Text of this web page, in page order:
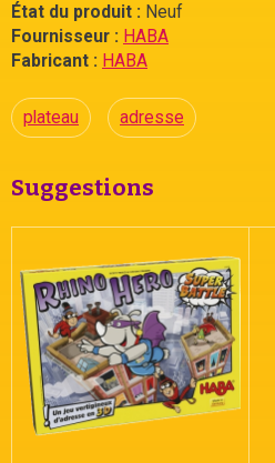
État du produit : Neuf
Fournisseur : HABA
Fabricant : HABA
plateau adresse
Suggestions